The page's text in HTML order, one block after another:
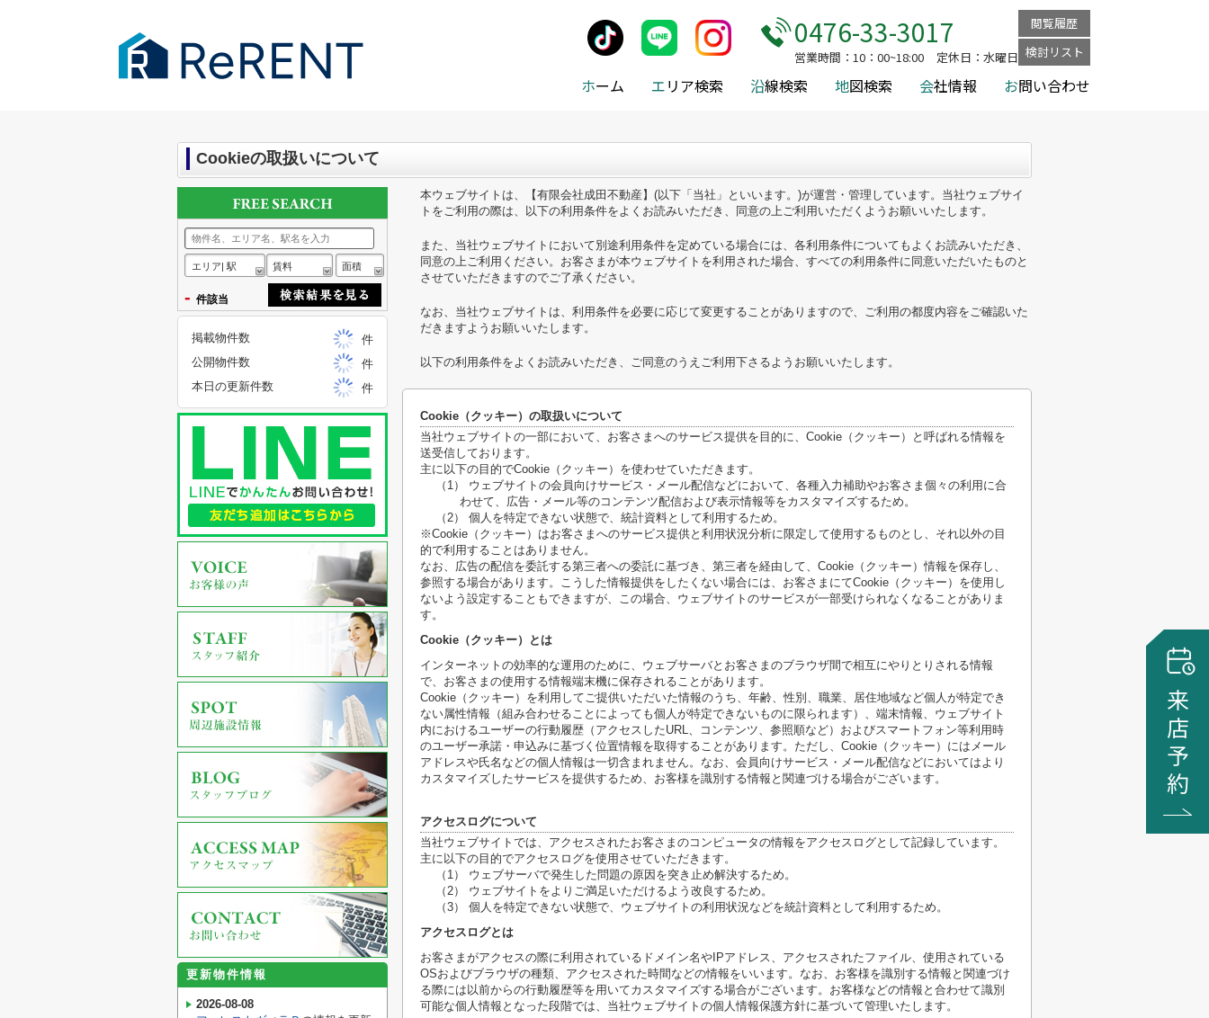
0476-33-3017
営業時間： 10：00~18:00 定休日： 水曜日
閲覧履歴
検討リスト
ホーム エリア検索 沿線検索 地図検索 会社情報 お問い合わせ
Cookieの取扱いについて
本ウェブサイトは、【有限会社成田不動産】(以下「当社」といいます。)が運営・管理しています。当社ウェブサイ
トをご利用の際は、以下の利用条件をよくお読みいただき、同意の上ご利用いただくようお願いいたします。
また、当社ウェブサイトにおいて別途利用条件を定めている場合には、各利用条件についてもよくお読みいただき、
同意の上ご利用ください。お客さまが本ウェブサイトを利用された場合、すべての利用条件に同意いただいたものと
させていただきますのでご了承ください。
なお、当社ウェブサイトは、利用条件を必要に応じて変更することがありますので、ご利用の都度内容をご確認いた
だきますようお願いいたします。
以下の利用条件をよくお読みいただき、ご同意のうえご利用下さるようお願いいたします。
Cookie（クッキー）の取扱いについて
当社ウェブサイトの一部において、お客さまへのサービス提供を目的に、Cookie（クッキー）と呼ばれる情報を
送受信しております。
主に以下の目的でCookie（クッキー）を使わせていただきます。
（1） ウェブサイトの会員向けサービス・メール配信などにおいて、各種入力補助やお客さま個々の利用に合
わせて、広告・メール等のコンテンツ配信および表示情報等をカスタマイズするため。
（2） 個人を特定できない状態で、統計資料として利用するため。
※Cookie（クッキー）はお客さまへのサービス提供と利用状況分析に限定して使用するものとし、それ以外の目
的で利用することはありません。
なお、広告の配信を委託する第三者への委託に基づき、第三者を経由して、Cookie（クッキー）情報を保存し、
参照する場合があります。こうした情報提供をしたくない場合には、お客さまにてCookie（クッキー）を使用し
ないよう設定することもできますが、この場合、ウェブサイトのサービスが一部受けられなくなることがありま
す。
Cookie（クッキー）とは
インターネットの効率的な運用のために、ウェブサーバとお客さまのブラウザ間で相互にやりとりされる情報
で、お客さまの使用する情報端末機に保存されることがあります。
Cookie（クッキー）を利用してご提供いただいた情報のうち、年齢、性別、職業、居住地域など個人が特定でき
ない属性情報（組み合わせることによっても個人が特定できないものに限られます）、端末情報、ウェブサイト
内におけるユーザーの行動履歴（アクセスしたURL、コンテンツ、参照順など）およびスマートフォン等利用時
のユーザー承諾・申込みに基づく位置情報を取得することがあります。ただし、Cookie（クッキー）にはメール
アドレスや氏名などの個人情報は一切含まれません。なお、会員向けサービス・メール配信などにおいてはより
カスタマイズしたサービスを提供するため、お客様を識別する情報と関連づける場合がございます。
アクセスログについて
当社ウェブサイトでは、アクセスされたお客さまのコンピュータの情報をアクセスログとして記録しています。
主に以下の目的でアクセスログを使用させていただきます。
（1） ウェブサーバで発生した問題の原因を突き止め解決するため。
（2） ウェブサイトをよりご満足いただけるよう改良するため。
（3） 個人を特定できない状態で、ウェブサイトの利用状況などを統計資料として利用するため。
アクセスログとは
お客さまがアクセスの際に利用されているドメイン名やIPアドレス、アクセスされたファイル、使用されている
OSおよびブラウザの種類、アクセスされた時間などの情報をいいます。なお、お客様を識別する情報と関連づけ
る際には以前からの行動履歴等を用いてカスタマイズする場合がございます。お客様などの情報と合わせて識別
可能な個人情報となった段階では、当社ウェブサイトの個人情報保護方針に基づいて管理いたします。
エリア| 駅 賃料 面積
- 件該当
掲載物件数
件
公開物件数
件
本日の更新件数
件
更新物件情報
2026-08-08